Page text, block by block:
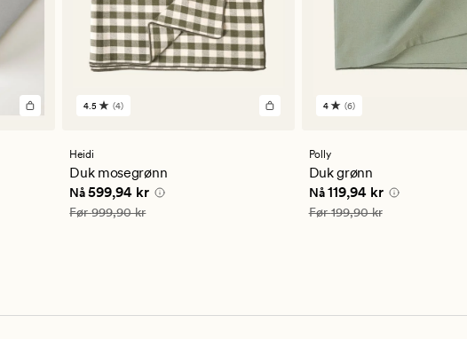
4
en
gjennomsnittlig
vurdering
på
4.5
4.5 (4)
Heidi
Duk mosegrønn
Nåværende pris
Nå 599,94 kr
Vanlig pris 999,90 kr
Før999,90 kr
6
en
gjennomsnittlig
vurdering
på
4
4 (6)
Polly
Duk grønn
Nåværende pris
Nå 119,94 kr
Vanlig pris 199,90 kr
Før199,90 kr